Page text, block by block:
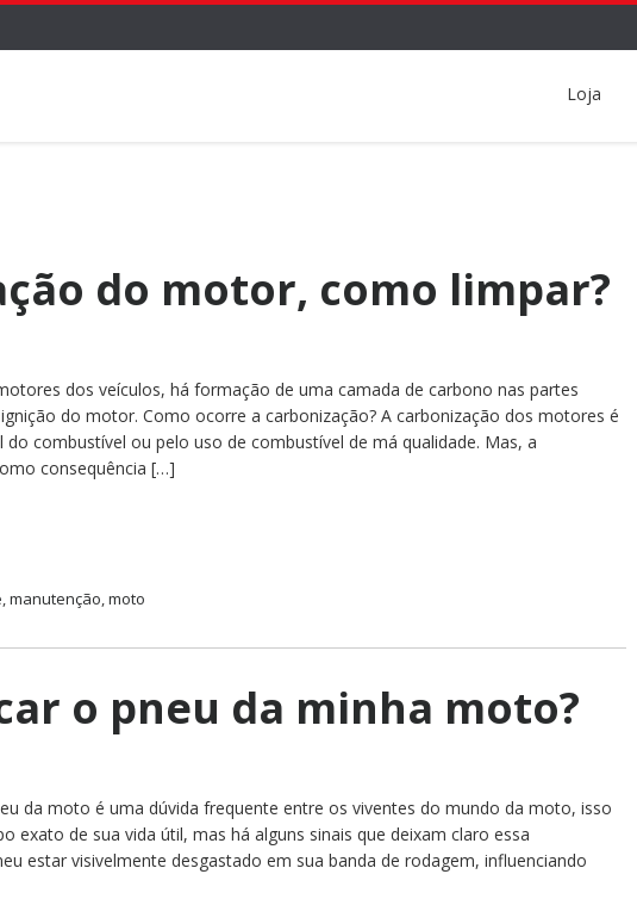
Loja
do motor, como limpar?
dos veículos, há formação de uma camada de carbono nas partes
do motor. Como ocorre a carbonização? A carbonização dos motores é
do combustível ou pelo uso de combustível de má qualidade. Mas, a
consequência […]
,manutenção,moto
o pneu da minha moto?
da moto é uma dúvida frequente entre os viventes do mundo da moto, isso
exato de sua vida útil, mas há alguns sinais que deixam claro essa
estar visivelmente desgastado em sua banda de rodagem, influenciando